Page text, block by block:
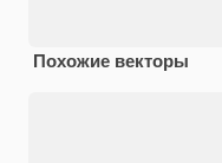
Похожие векторы